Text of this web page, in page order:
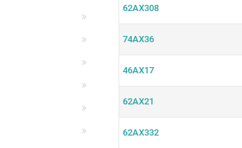
62AX308
74AX36
46AX17
62AX21
62AX332